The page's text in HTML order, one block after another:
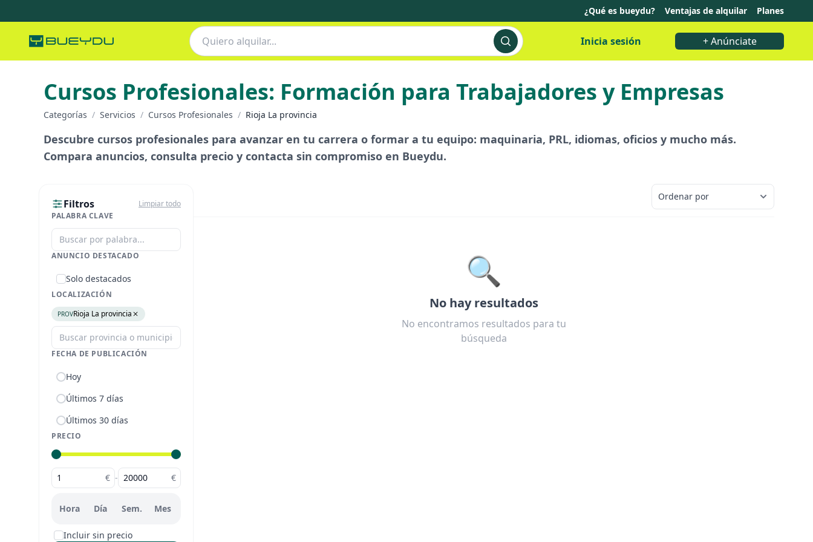
¿Qué es bueydu? Ventajas de alquilar Planes
Inicia sesión + Anúnciate
Cursos Profesionales: Formación para Trabajadores y Empresas
Categorías / Servicios / Cursos Profesionales / Rioja La provincia
Descubre cursos profesionales para avanzar en tu carrera o formar a tu equipo: maquinaria, PRL, idiomas, oficios y mucho más.
Compara anuncios, consulta precio y contacta sin compromiso en Bueydu.
Filtros
Limpiar todo
PALABRA CLAVE
ANUNCIO DESTACADO
Solo destacados
LOCALIZACIÓN
PROVRioja La provincia
FECHA DE PUBLICACIÓN
Hoy
Últimos 7 días
Últimos 30 días
PRECIO
€ - €
Hora Día Sem. Mes
Incluir sin precio
🔍
No hay resultados
No encontramos resultados para tu
búsqueda